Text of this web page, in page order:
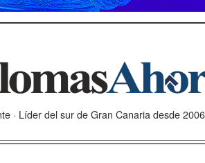
· Líder del sur de Gran Canaria desde 2006